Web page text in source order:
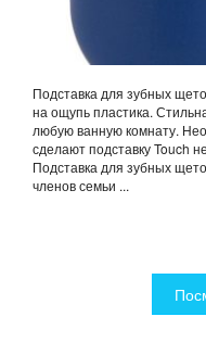
Подставка для зубных
на ощупь пластика.
любую ванную комнату.
сделают подставку Touch
Подставка для зубных
членов семьи ...